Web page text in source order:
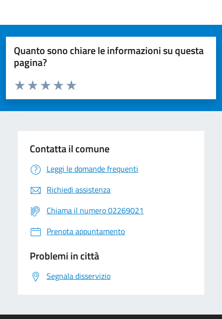
Quanto sono chiare le informazioni su questa
pagina?
Valuta da 1 a 5 stelle la pagina
Valuta 5 stelle su 5
Valuta 4 stelle su 5
Valuta 3 stelle su 5
Valuta 2 stelle su 5
Valuta 1 stelle su 5
Contatta il comune
Leggi le domande frequenti
Richiedi assistenza
Chiama il numero 02269021
Prenota appuntamento
Problemi in città
Segnala disservizio